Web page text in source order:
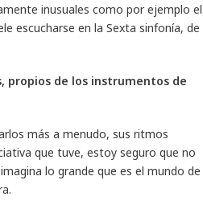
inusuales como por ejemplo el
escucharse en la Sexta sinfonía, de
propios de los instrumentos de
más a menudo, sus ritmos
que tuve, estoy seguro que no
lo grande que es el mundo de